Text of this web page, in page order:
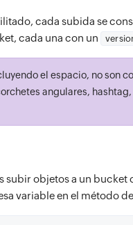
cada subida se
cada una con un
el espacio, no son
angulares,
subir objetos a un bucket
variable en el método